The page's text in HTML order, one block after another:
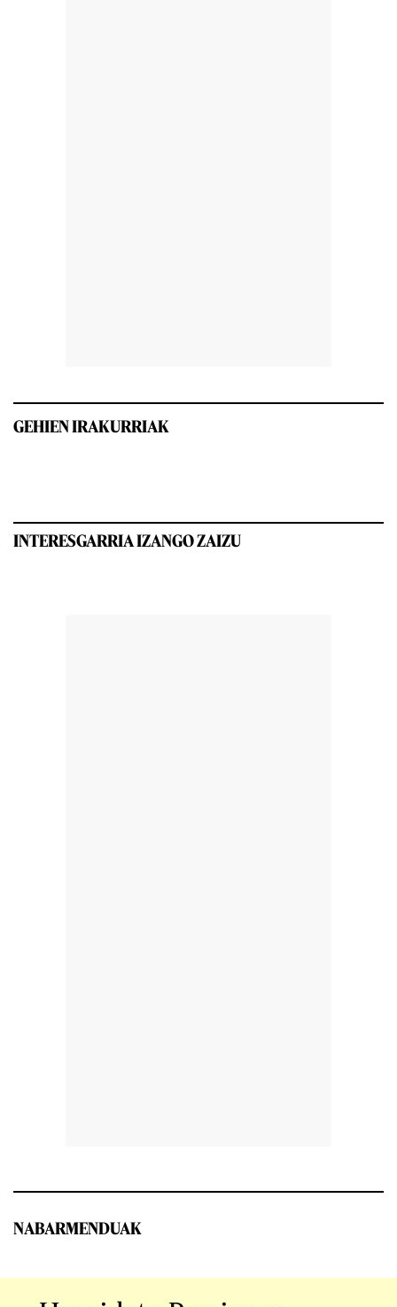
GEHIEN IRAKURRIAK
INTERESGARRIA IZANGO ZAIZU
NABARMENDUAK